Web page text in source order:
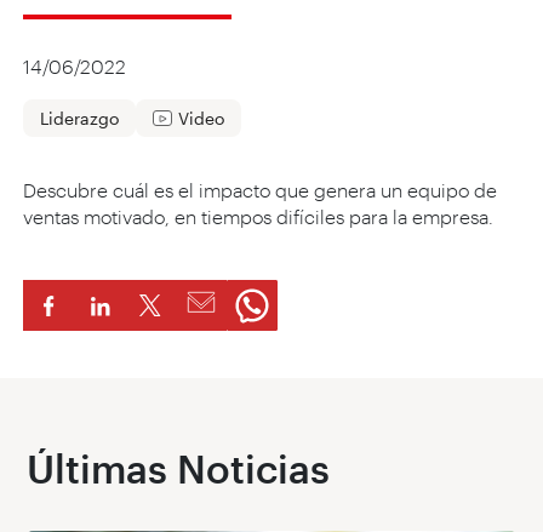
14/06/2022
Liderazgo Video
Descubre cuál es el impacto que genera un equipo de
ventas motivado, en tiempos difíciles para la empresa.
Últimas Noticias